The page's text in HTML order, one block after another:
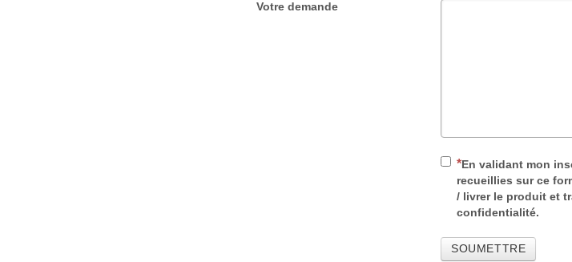
Votre demande
En validant mon
recueillies sur ce
/ livrer le produit et
confidentialité.
SOUMETTRE